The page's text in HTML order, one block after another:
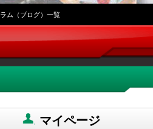
ム（ブログ）一覧
マイページ